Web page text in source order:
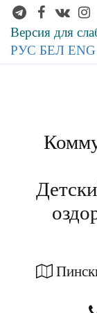
Версия для
РУС БЕЛ ENG